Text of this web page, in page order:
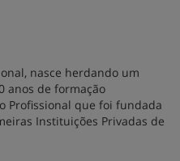
nasce herdando um
anos de formação
Profissional que foi fundada
Instituições Privadas de